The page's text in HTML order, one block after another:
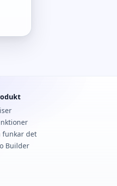
funkar det
Builder